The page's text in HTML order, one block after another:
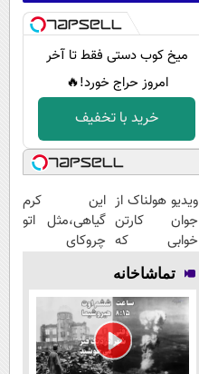
میخ کوب دستی فقط تا آخر
امروز حراج خورد!🔥
خرید با تخفیف
ویدیو هولناک از
جوان کارتن
خوابی که
میلیاردر شد.
آموزش رایگان
این کرم
گیاهی،مثل اتو
چروکای
تماشاخانه